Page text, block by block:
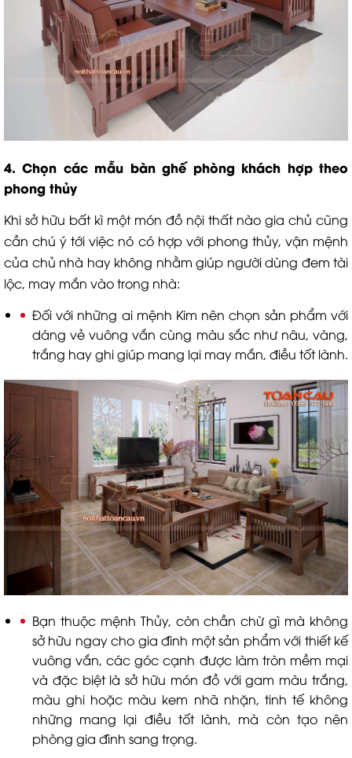
4. Chọn các mẫu bàn ghế phòng khách hợp theo
phong thủy
Khi sở hữu bất kì một món đồ nội thất nào gia chủ cũng
cần chú ý tới việc nó có hợp với phong thủy, vận mệnh
của chủ nhà hay không nhằm giúp người dùng đem tài
lộc, may mắn vào trong nhà:
Đối với những ai mệnh Kim nên chọn sản phẩm với
dáng vẻ vuông vắn cùng màu sắc như nâu, vàng,
trắng hay ghi giúp mang lại may mắn, điều tốt lành.
Bạn thuộc mệnh Thủy, còn chần chừ gì mà không
sở hữu ngay cho gia đình một sản phẩm với thiết kế
vuông vắn, các góc cạnh được làm tròn mềm mại
và đặc biệt là sở hữu món đồ với gam màu trắng,
màu ghi hoặc màu kem nhã nhặn, tinh tế không
những mang lại điều tốt lành, mà còn tạo nên
phòng gia đình sang trọng.